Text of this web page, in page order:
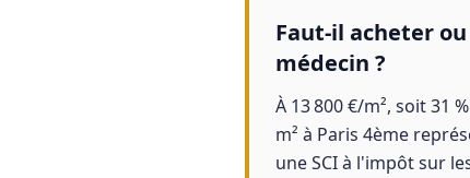
Faut-il acheter
médecin ?
À 13 800 €/m², soit 31
m² à Paris 4ème
une SCI à l'impôt sur